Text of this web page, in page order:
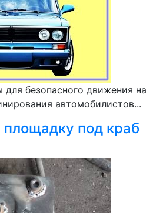
безопасного движения на
автомобилистов...
площадку под краб